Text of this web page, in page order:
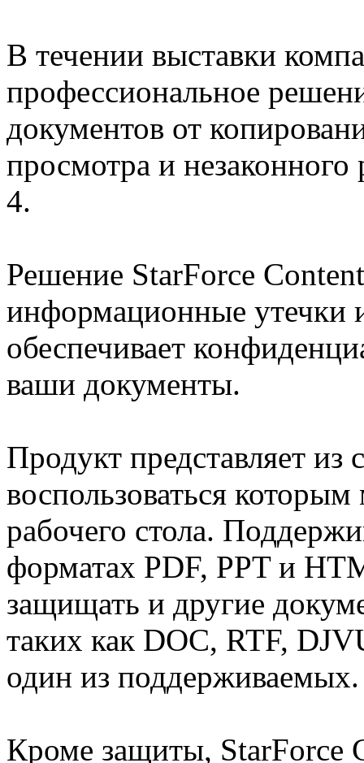
В течении выставки
профессиональное
документов от
просмотра и
4.
Решение StarForce
информационные утечки
обеспечивает
ваши документы.
Продукт представляет из
воспользоваться
рабочего стола.
форматах PDF, PPT и
защищать и другие
таких как DOC, RTF,
один из поддерживаемых.
Кроме защиты, StarForce